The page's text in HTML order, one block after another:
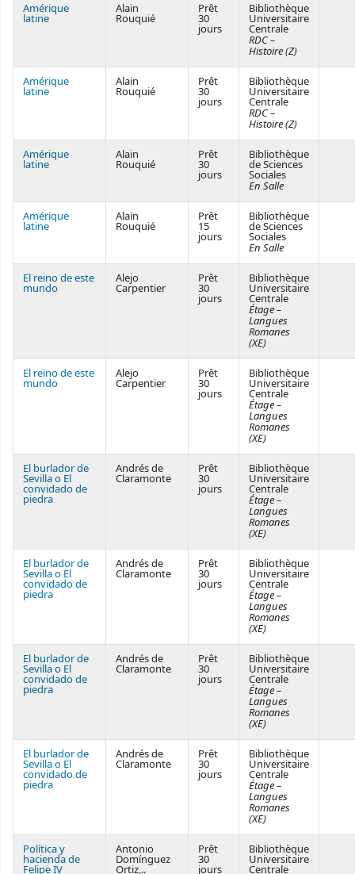
Amérique
latine
Alain
Rouquié
Prêt
30
jours
Bibliothèque
Universitaire
Centrale
RDC –
Histoire (Z)
Amérique
latine
Alain
Rouquié
Prêt
30
jours
Bibliothèque
Universitaire
Centrale
RDC –
Histoire (Z)
Amérique
latine
Alain
Rouquié
Prêt
30
jours
Bibliothèque
de Sciences
Sociales
En Salle
Amérique
latine
Alain
Rouquié
Prêt
15
jours
Bibliothèque
de Sciences
Sociales
En Salle
El reino de este
mundo
Alejo
Carpentier
Prêt
30
jours
Bibliothèque
Universitaire
Centrale
Étage –
Langues
Romanes
(XE)
El reino de este
mundo
Alejo
Carpentier
Prêt
30
jours
Bibliothèque
Universitaire
Centrale
Étage –
Langues
Romanes
(XE)
El burlador de
Sevilla o El
convidado de
piedra
Andrés de
Claramonte
Prêt
30
jours
Bibliothèque
Universitaire
Centrale
Étage –
Langues
Romanes
(XE)
El burlador de
Sevilla o El
convidado de
piedra
Andrés de
Claramonte
Prêt
30
jours
Bibliothèque
Universitaire
Centrale
Étage –
Langues
Romanes
(XE)
El burlador de
Sevilla o El
convidado de
piedra
Andrés de
Claramonte
Prêt
30
jours
Bibliothèque
Universitaire
Centrale
Étage –
Langues
Romanes
(XE)
El burlador de
Sevilla o El
convidado de
piedra
Andrés de
Claramonte
Prêt
30
jours
Bibliothèque
Universitaire
Centrale
Étage –
Langues
Romanes
(XE)
Política y
hacienda de
Felipe IV
Antonio
Domínguez
Ortiz,..
Prêt
30
jours
Bibliothèque
Universitaire
Centrale